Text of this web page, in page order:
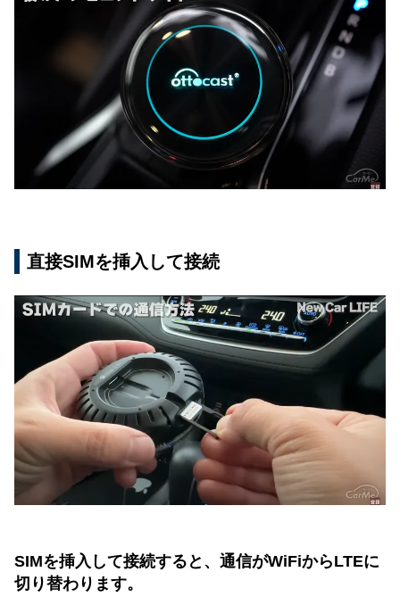
直接SIMを挿入して接続
SIMを挿入して接続すると、通信がWiFiからLTEに
切り替わります。